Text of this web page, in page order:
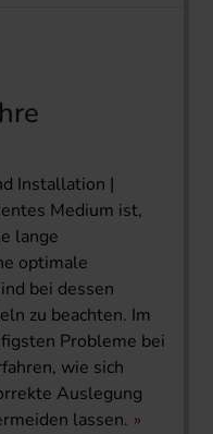
Installation |
Medium ist,
lange
optimale
bei dessen
zu beachten. Im
Probleme bei
wie sich
Auslegung
lassen.